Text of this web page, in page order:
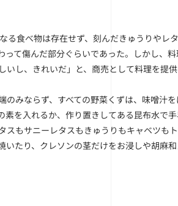
食べ物は存在せず、刻んだきゅうりやレ
て傷んだ部分ぐらいであった。しかし、
し、きれいだ」と、商売として料理を提
のみならず、すべての野菜くずは、味噌汁
を入れるか、作り置きしてある昆布水で
もサニーレタスもきゅうりもキャベツも
たり、クレソンの茎だけをお浸しや胡麻